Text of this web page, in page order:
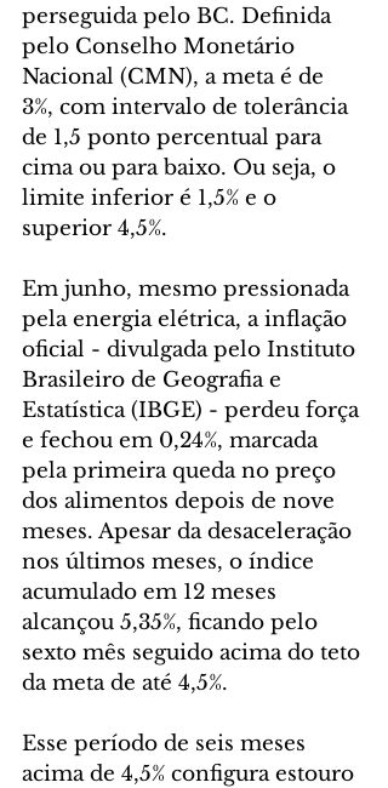
perseguida pelo BC. Definida
pelo Conselho Monetário
Nacional (CMN), a meta é de
3%, com intervalo de tolerância
de 1,5 ponto percentual para
cima ou para baixo. Ou seja, o
limite inferior é 1,5% e o
superior 4,5%.
Em junho, mesmo pressionada
pela energia elétrica, a inflação
oficial - divulgada pelo Instituto
Brasileiro de Geografia e
Estatística (IBGE) - perdeu força
e fechou em 0,24%, marcada
pela primeira queda no preço
dos alimentos depois de nove
meses. Apesar da desaceleração
nos últimos meses, o índice
acumulado em 12 meses
alcançou 5,35%, ficando pelo
sexto mês seguido acima do teto
da meta de até 4,5%.
Esse período de seis meses
acima de 4,5% configura estouro